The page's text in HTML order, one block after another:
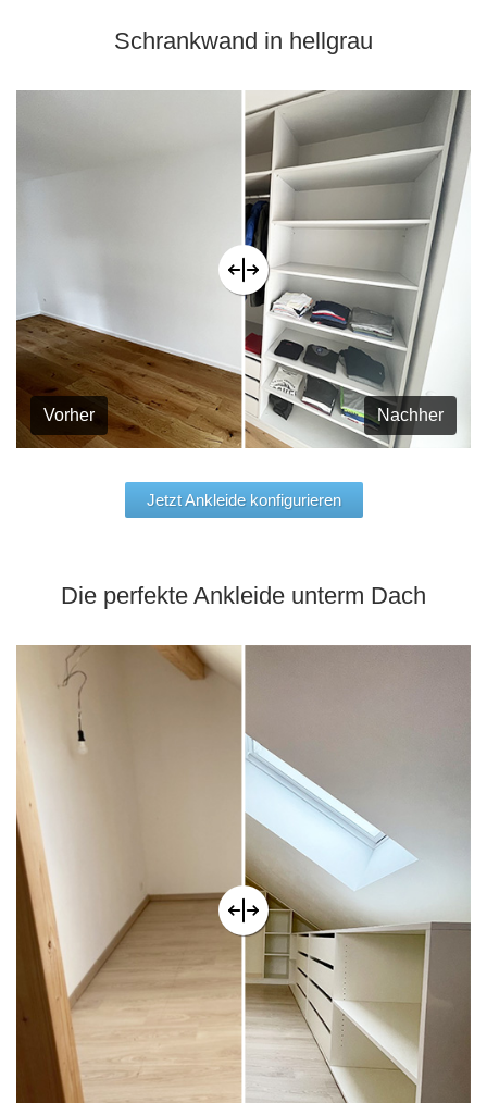
Schrankwand in hellgrau
Vorher Nachher
Jetzt Ankleide konfigurieren
Die perfekte Ankleide unterm Dach